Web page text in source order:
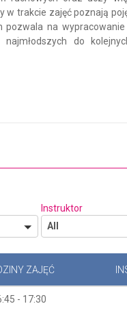
w trakcie zajęć poznają
pozwala na
najmłodszych do
Instruktor
All
ZAJĘĆ
- 17:30